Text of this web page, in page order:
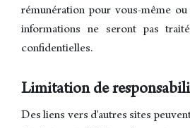
rémunération pour vous-même
informations ne seront pas
confidentielles.
Limitation de
Des liens vers d'autres sites